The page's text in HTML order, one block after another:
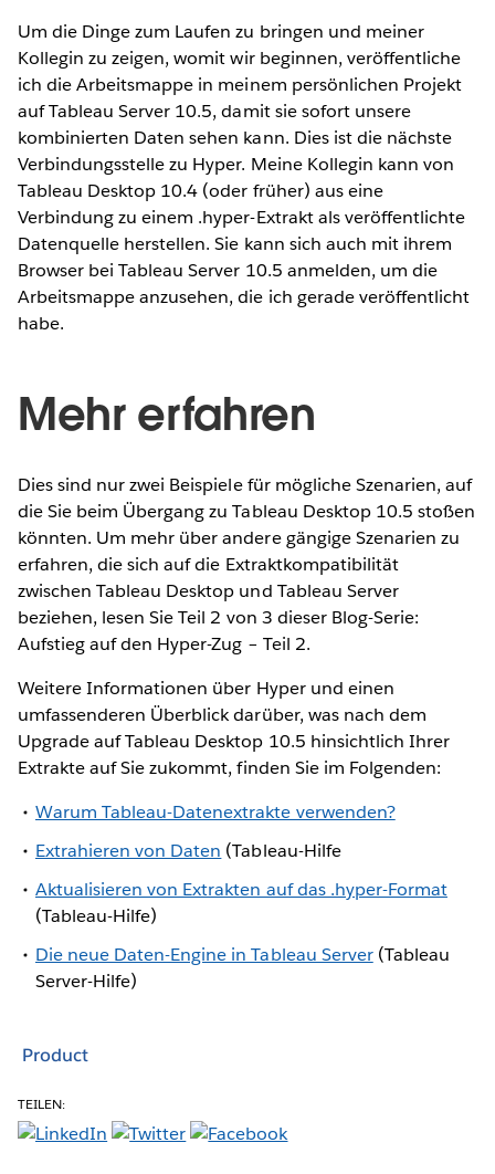
Um die Dinge zum Laufen zu bringen und meiner
Kollegin zu zeigen, womit wir beginnen, veröffentliche
ich die Arbeitsmappe in meinem persönlichen Projekt
auf Tableau Server 10.5, damit sie sofort unsere
kombinierten Daten sehen kann. Dies ist die nächste
Verbindungsstelle zu Hyper. Meine Kollegin kann von
Tableau Desktop 10.4 (oder früher) aus eine
Verbindung zu einem .hyper-Extrakt als veröffentlichte
Datenquelle herstellen. Sie kann sich auch mit ihrem
Browser bei Tableau Server 10.5 anmelden, um die
Arbeitsmappe anzusehen, die ich gerade veröffentlicht
habe.
Mehr erfahren
Dies sind nur zwei Beispiele für mögliche Szenarien, auf
die Sie beim Übergang zu Tableau Desktop 10.5 stoßen
könnten. Um mehr über andere gängige Szenarien zu
erfahren, die sich auf die Extraktkompatibilität
zwischen Tableau Desktop und Tableau Server
beziehen, lesen Sie Teil 2 von 3 dieser Blog-Serie:
Aufstieg auf den Hyper-Zug – Teil 2.
Weitere Informationen über Hyper und einen
umfassenderen Überblick darüber, was nach dem
Upgrade auf Tableau Desktop 10.5 hinsichtlich Ihrer
Extrakte auf Sie zukommt, finden Sie im Folgenden:
Warum Tableau-Datenextrakte verwenden?
Extrahieren von Daten (Tableau-Hilfe
Aktualisieren von Extrakten auf das .hyper-Format
(Tableau-Hilfe)
Die neue Daten-Engine in Tableau Server(Tableau
Server-Hilfe)
Product
TEILEN: